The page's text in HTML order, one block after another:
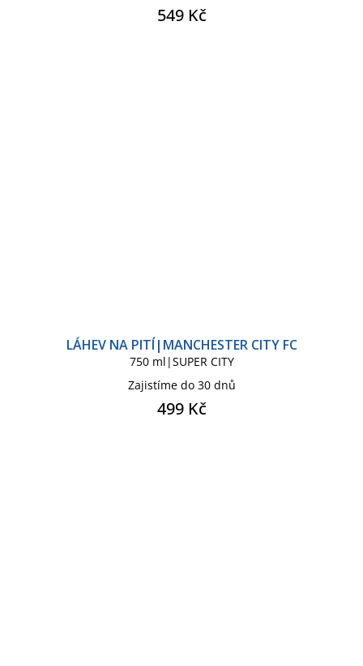
549 Kč
LÁHEV NA PITÍ|MANCHESTER CITY FC
750 ml|SUPER CITY
Zajistíme do 30 dnů
499 Kč